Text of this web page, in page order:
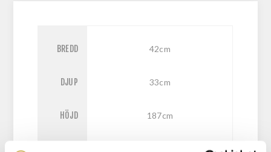
BREDD 42cm
DJUP 33cm
HÖJD 187cm